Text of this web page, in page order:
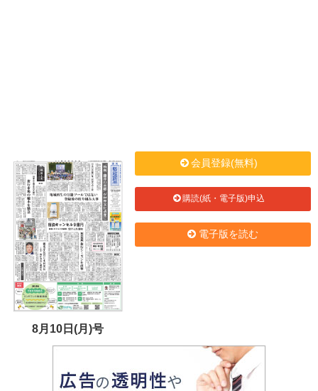
8月10日(月)号
会員登録(無料)
購読(紙・電子版)申込
電子版を読む